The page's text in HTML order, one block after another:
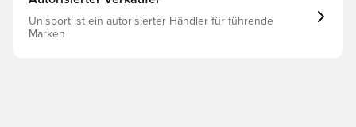
Unisport ist ein autorisierter Händler für führende
Marken